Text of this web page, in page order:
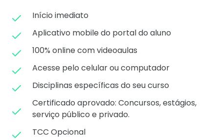
Início imediato
Aplicativo mobile do portal do aluno
100% online com videoaulas
Acesse pelo celular ou computador
Disciplinas específicas do seu curso
Certificado aprovado: Concursos, estágios,
serviço público e privado.
TCC Opcional